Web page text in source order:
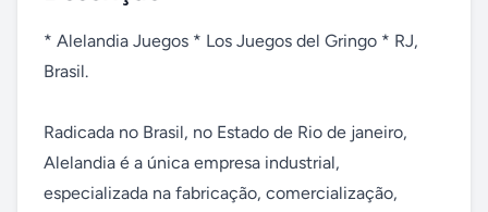
* Alelandia Juegos * Los Juegos del Gringo * RJ,
Brasil.
Radicada no Brasil, no Estado de Rio de janeiro,
Alelandia é a única empresa industrial,
especializada na fabricação, comercialização,